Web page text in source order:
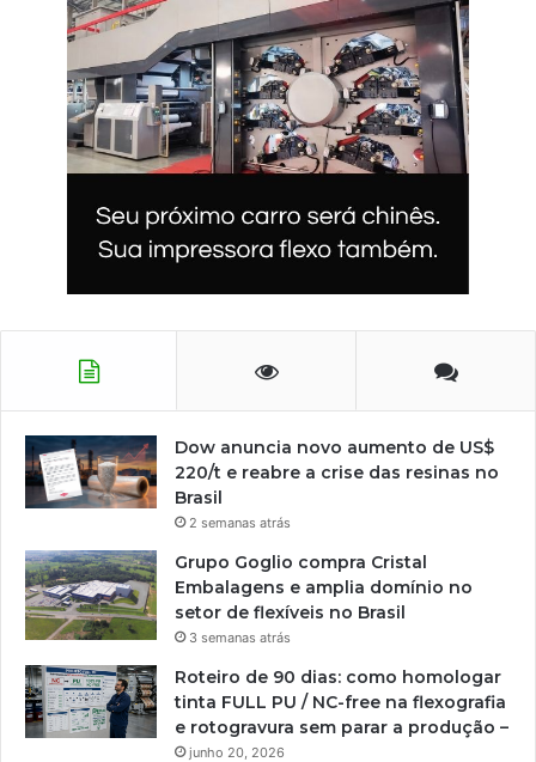
Dow anuncia novo aumento de US$
220/t e reabre a crise das resinas no
Brasil
2 semanas atrás
Grupo Goglio compra Cristal
Embalagens e amplia domínio no
setor de flexíveis no Brasil
3 semanas atrás
Roteiro de 90 dias: como homologar
tinta FULL PU / NC-free na flexografia
e rotogravura sem parar a produção –
junho 20, 2026